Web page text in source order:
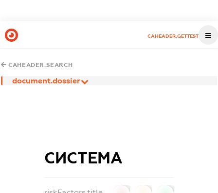
CAHEADER.GETTEST
CAHEADER.SEARCH
document.dossier
СИСТЕМА